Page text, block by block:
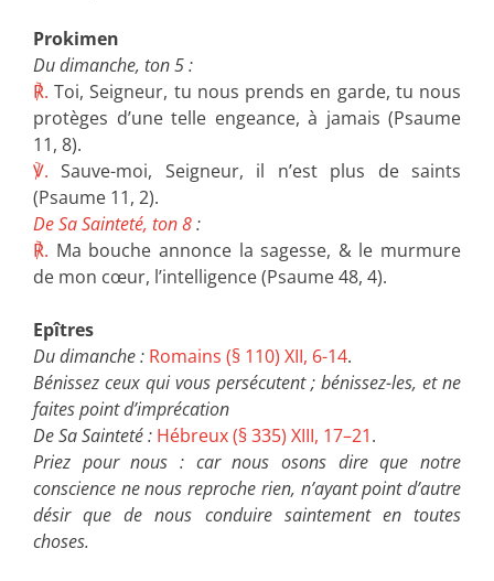
Prokimen
Du dimanche, ton 5 :
℟. Toi, Seigneur, tu nous prends en garde, tu nous
protèges d’une telle engeance, à jamais (Psaume
11, 8).
℣. Sauve-moi, Seigneur, il n’est plus de saints
(Psaume 11, 2).
De Sa Sainteté, ton 8:
℟. Ma bouche annonce la sagesse, & le murmure
de mon cœur, l’intelligence (Psaume 48, 4).
Epîtres
Du dimanche : Romains (§ 110) XII, 6-14.
Bénissez ceux qui vous persécutent ; bénissez-les, et ne
faites point d’imprécation
De Sa Sainteté : Hébreux (§ 335) XIII, 17–21.
Priez pour nous : car nous osons dire que notre
conscience ne nous reproche rien, n’ayant point d’autre
désir que de nous conduire saintement en toutes
choses.